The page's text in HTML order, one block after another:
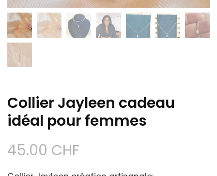
Collier Jayleen cadeau
idéal pour femmes
45.00 CHF